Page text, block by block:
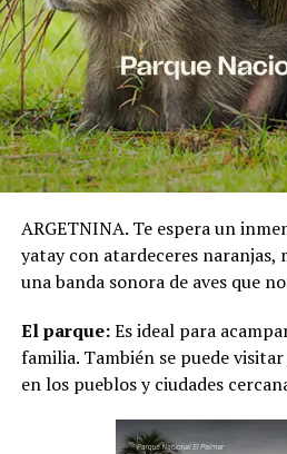
ARGETNINA. Te espera un
yatay con atardeceres naranjas,
una banda sonora de aves que
El parque:Es ideal para
familia. También se puede
en los pueblos y ciudades